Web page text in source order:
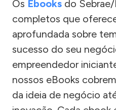
Os Ebooks do Sebrae/
completos que
aprofundada sobre
sucesso do seu
empreendedor
nossos eBooks
da ideia de negócio